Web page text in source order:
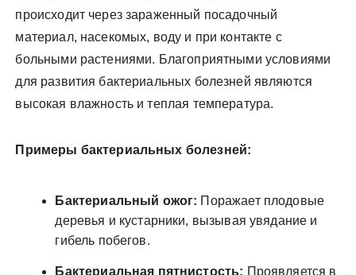
происходит через зараженный посадочный
материал, насекомых, воду и при контакте с
больными растениями. Благоприятными условиями
для развития бактериальных болезней являются
высокая влажность и теплая температура.
Примеры бактериальных болезней:
Бактериальный ожог: Поражает плодовые
деревья и кустарники, вызывая увядание и
гибель побегов.
Бактериальная пятнистость: Проявляется в